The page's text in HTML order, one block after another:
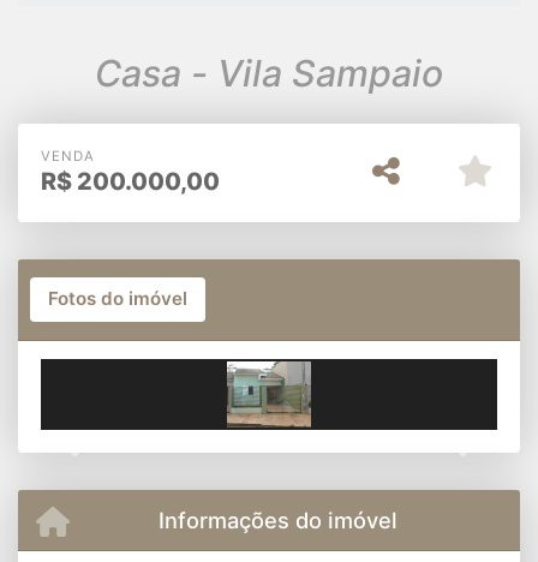
Casa - Vila Sampaio
VENDA
R$ 200.000,00
Fotos do imóvel
Informações do imóvel